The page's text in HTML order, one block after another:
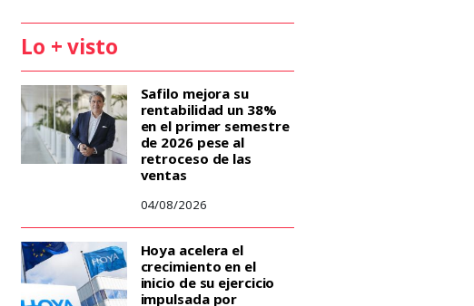
Lo + visto
Safilo mejora su
rentabilidad un 38%
en el primer semestre
de 2026 pese al
retroceso de las
ventas
04/08/2026
Hoya acelera el
crecimiento en el
inicio de su ejercicio
impulsada por